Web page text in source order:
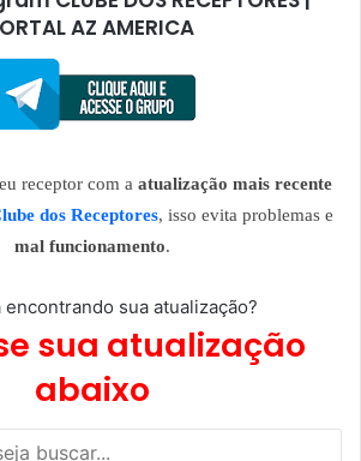
AZ AMERICA
receptor com a atualização mais recente
dos Receptores, isso evita problemas e
mal funcionamento.
encontrando sua atualização?
sua atualização
abaixo